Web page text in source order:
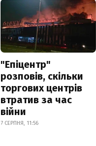
"Епіцентр"
розповів, скільки
торгових центрів
втратив за час
війни
7 СЕРПНЯ, 11:56